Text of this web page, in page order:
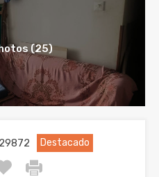
(25)
Destacado